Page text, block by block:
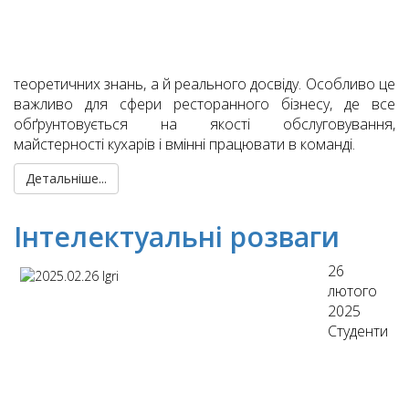
теоретичних знань, а й реального досвіду. Особливо це
важливо для сфери ресторанного бізнесу, де все
обґрунтовується на якості обслуговування,
майстерності кухарів і вмінні працювати в команді.
Детальніше...
Інтелектуальні розваги
26
лютого
2025
Студенти